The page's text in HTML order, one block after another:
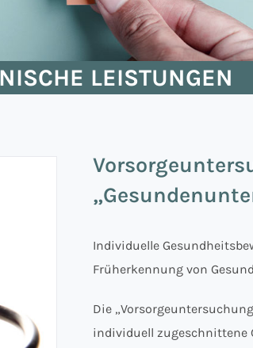
LEISTUNGEN
Individuelle
Früherkennung von
Die
individuell zugeschnittene